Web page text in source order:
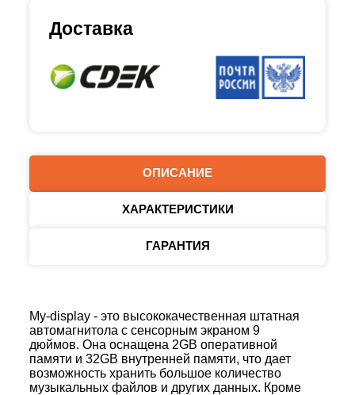
ОПИСАНИЕ
ХАРАКТЕРИСТИКИ
ГАРАНТИЯ
My-display - это высококачественная штатная
автомагнитола с сенсорным экраном 9
дюймов. Она оснащена 2GB оперативной
памяти и 32GB внутренней памяти, что дает
возможность хранить большое количество
музыкальных файлов и других данных. Кроме
Доставка